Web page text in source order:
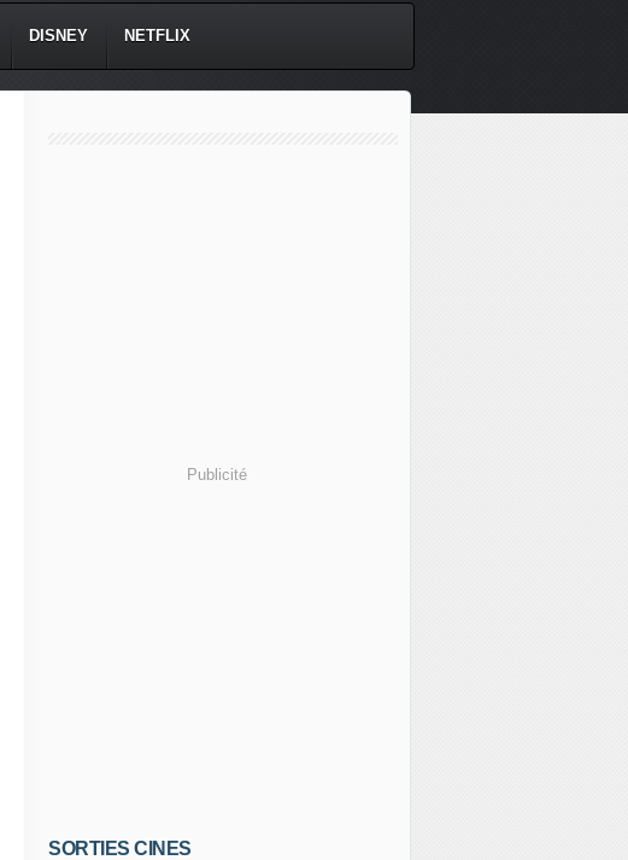
DISNEY NETFLIX
Publicité
SORTIES CINES